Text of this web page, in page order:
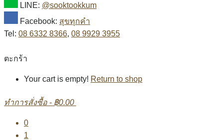
LINE: @sooktookkum
Facebook: สุขทุกคำ
Tel: 08 6332 8366, 08 9929 3955
ตะกร้า
Your cart is empty! Return to shop
ทำการสั่งซื้อ - ฿0.00
0
1